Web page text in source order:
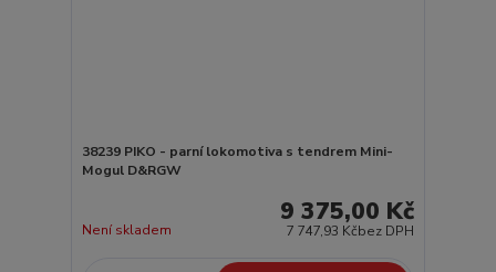
38239 PIKO - parní lokomotiva s tendrem Mini-
Mogul D&RGW
9 375,00 Kč
7 747,93 Kčbez DPH
Není skladem